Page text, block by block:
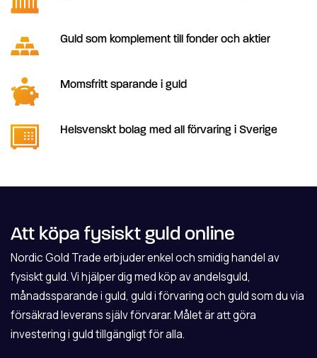
Guld som komplement till fonder och aktier
Momsfritt sparande i guld
Helsvenskt bolag med all förvaring i Sverige
Att köpa fysiskt guld online
Nordic Gold Trade erbjuder enkel och smidig handel av
fysiskt guld. Vi hjälper dig med köp av andelsguld,
månadssparande i guld, guld i förvaring och guld som du via
försäkrad leverans själv förvarar. Målet är att göra
investering i guld tillgängligt för alla.